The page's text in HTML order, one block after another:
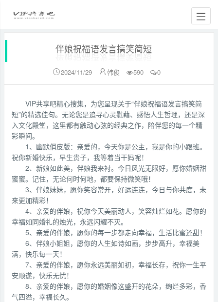
伴娘祝福语发言搞笑简短
2024/11/29 韩俊 590 0
VIP共享吧精心搜集，为您呈现关于“伴娘祝福语发言搞笑简
短”的精选佳句。无论您是追寻心灵慰藉、感悟人生哲理，还是深
入文化殿堂，这里都有触动心弦的经典之作，陪伴您的每一个精
彩瞬间。
1、幽默俏皮版：亲爱的，今天你是公主，我是你的小跟班。
祝你新婚快乐，早生贵子，我等着当干妈呢！
2、新娘如此美，伴娘我来衬。今日风光无限好，愿你婚姻甜
蜜蜜。记住，无论何时何地，都要保持微笑哦！
3、伴娘妹妹，愿你笑容常开，好运连连，今日与你共度，未
来更加精彩！
4、亲爱的伴娘，祝你今天美丽动人，笑容灿烂如花。愿你的
幸福如同婚礼的烛光，永远闪耀不灭。
5、亲爱的伴娘，愿你的每一步都走向幸福，生活比蜜还甜！
6、伴娘小姐姐，愿你的人生如诗如画，步步高升，幸福美
满，快乐每一天！
7、亲爱的伴娘，愿你永远美丽如初，幸福长存，祝你一生平
安顺遂，快乐无忧！
8、亲爱的伴娘，愿你的婚姻像这盛开的花朵，绚烂多彩，香
气四溢，幸福长久。